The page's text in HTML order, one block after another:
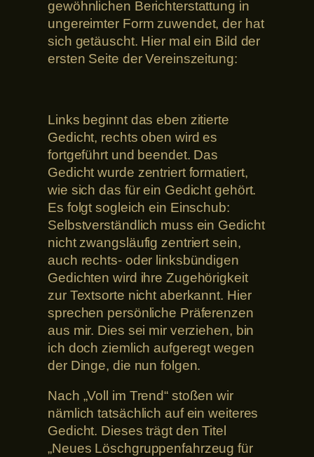
gewöhnlichen Berichterstattung in
ungereimter Form zuwendet, der hat
sich getäuscht. Hier mal ein Bild der
ersten Seite der Vereinszeitung:
Links beginnt das eben zitierte
Gedicht, rechts oben wird es
fortgeführt und beendet. Das
Gedicht wurde zentriert formatiert,
wie sich das für ein Gedicht gehört.
Es folgt sogleich ein Einschub:
Selbstverständlich muss ein Gedicht
nicht zwangsläufig zentriert sein,
auch rechts- oder linksbündigen
Gedichten wird ihre Zugehörigkeit
zur Textsorte nicht aberkannt. Hier
sprechen persönliche Präferenzen
aus mir. Dies sei mir verziehen, bin
ich doch ziemlich aufgeregt wegen
der Dinge, die nun folgen.
Nach „Voll im Trend“ stoßen wir
nämlich tatsächlich auf ein weiteres
Gedicht. Dieses trägt den Titel
„Neues Löschgruppenfahrzeug für